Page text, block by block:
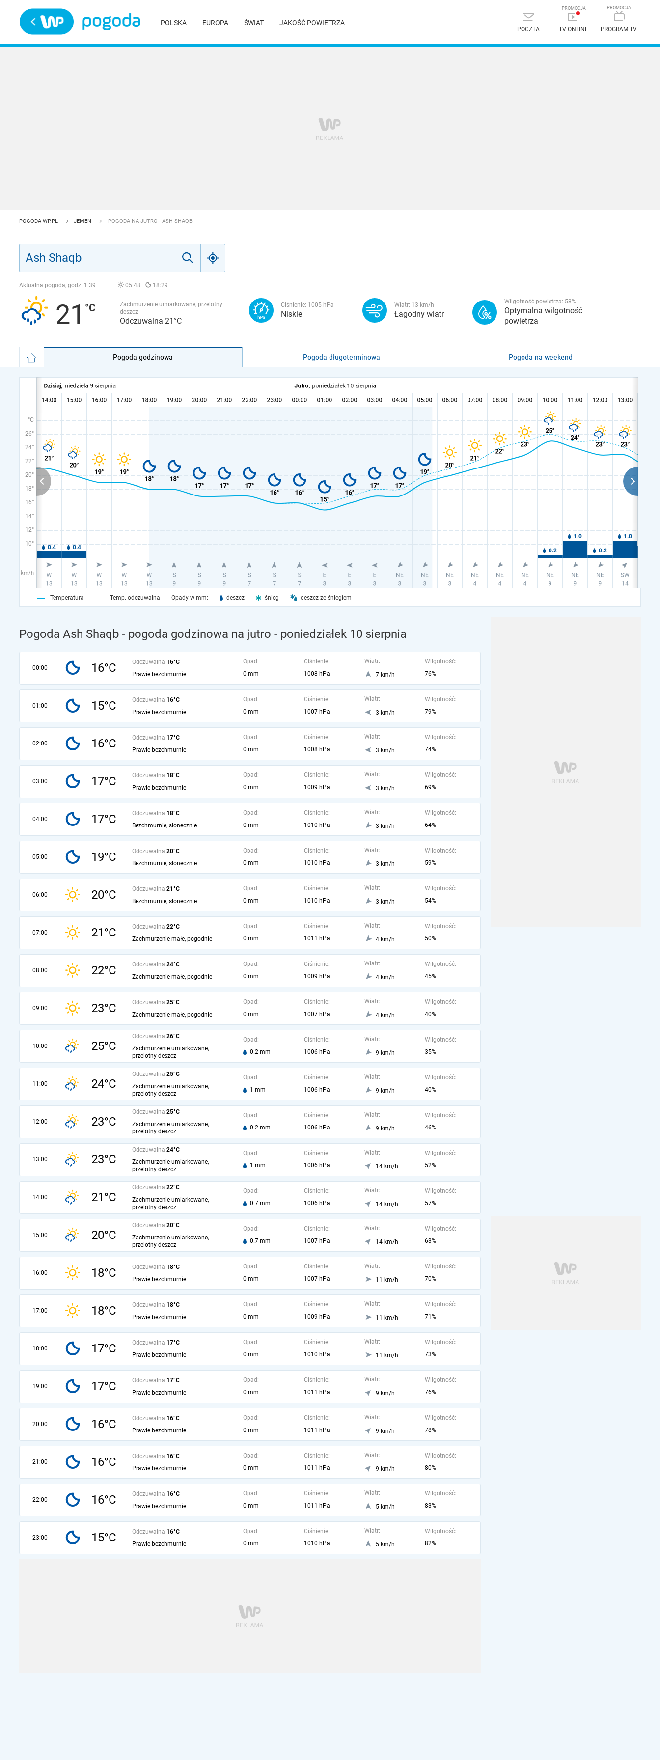
POLSKA EUROPA ŚWIAT JAKOŚĆ POWIETRZA
POCZTA TV ONLINE PROGRAM TV
POGODA WP.PL JEMEN POGODA NA JUTRO - ASH SHAQB
Aktualna pogoda, godz. 1:39 05:48 18:29
21
Zachmurzenie umiarkowane, przelotny
deszcz
Odczuwalna 21°C
Ciśnienie: 1005 hPa
Niskie
Wiatr: 13 km/h
Łagodny wiatr
Wilgotność powietrza: 58%
Optymalna wilgotność
powietrza
Pogoda godzinowa Pogoda długoterminowa Pogoda na weekend
°C
26°
24°
22°
20°
18°
16°
14°
12°
10°
km/h
Temperatura Temp. odczuwalna Opady w mm: deszcz śnieg deszcz ze śniegiem
Pogoda Ash Shaqb - pogoda godzinowa na jutro - poniedziałek 10 sierpnia
00:00 16°C Odczuwalna 16°C
Prawie bezchmurnie
Opad:
0 mm
Ciśnienie:
1008 hPa
Wiatr:
7 km/h
Wilgotność:
76%
01:00 15°C Odczuwalna 16°C
Prawie bezchmurnie
Opad:
0 mm
Ciśnienie:
1007 hPa
Wiatr:
3 km/h
Wilgotność:
79%
02:00 16°C Odczuwalna 17°C
Prawie bezchmurnie
Opad:
0 mm
Ciśnienie:
1008 hPa
Wiatr:
3 km/h
Wilgotność:
74%
03:00 17°C Odczuwalna 18°C
Prawie bezchmurnie
Opad:
0 mm
Ciśnienie:
1009 hPa
Wiatr:
3 km/h
Wilgotność:
69%
04:00 17°C Odczuwalna 18°C
Bezchmurnie, słonecznie
Opad:
0 mm
Ciśnienie:
1010 hPa
Wiatr:
3 km/h
Wilgotność:
64%
05:00 19°C Odczuwalna 20°C
Bezchmurnie, słonecznie
Opad:
0 mm
Ciśnienie:
1010 hPa
Wiatr:
3 km/h
Wilgotność:
59%
06:00 20°C Odczuwalna 21°C
Bezchmurnie, słonecznie
Opad:
0 mm
Ciśnienie:
1010 hPa
Wiatr:
3 km/h
Wilgotność:
54%
07:00 21°C Odczuwalna 22°C
Zachmurzenie małe, pogodnie
Opad:
0 mm
Ciśnienie:
1011 hPa
Wiatr:
4 km/h
Wilgotność:
50%
08:00 22°C Odczuwalna 24°C
Zachmurzenie małe, pogodnie
Opad:
0 mm
Ciśnienie:
1009 hPa
Wiatr:
4 km/h
Wilgotność:
45%
09:00 23°C Odczuwalna 25°C
Zachmurzenie małe, pogodnie
Opad:
0 mm
Ciśnienie:
1007 hPa
Wiatr:
4 km/h
Wilgotność:
40%
10:00 25°C
Odczuwalna 26°C
Zachmurzenie umiarkowane,
przelotny deszcz
Opad:
0.2 mm
Ciśnienie:
1006 hPa
Wiatr:
9 km/h
Wilgotność:
35%
11:00 24°C
Odczuwalna 25°C
Zachmurzenie umiarkowane,
przelotny deszcz
Opad:
1 mm
Ciśnienie:
1006 hPa
Wiatr:
9 km/h
Wilgotność:
40%
12:00 23°C
Odczuwalna 25°C
Zachmurzenie umiarkowane,
przelotny deszcz
Opad:
0.2 mm
Ciśnienie:
1006 hPa
Wiatr:
9 km/h
Wilgotność:
46%
13:00 23°C
Odczuwalna 24°C
Zachmurzenie umiarkowane,
przelotny deszcz
Opad:
1 mm
Ciśnienie:
1006 hPa
Wiatr:
14 km/h
Wilgotność:
52%
14:00 21°C
Odczuwalna 22°C
Zachmurzenie umiarkowane,
przelotny deszcz
Opad:
0.7 mm
Ciśnienie:
1006 hPa
Wiatr:
14 km/h
Wilgotność:
57%
15:00 20°C
Odczuwalna 20°C
Zachmurzenie umiarkowane,
przelotny deszcz
Opad:
0.7 mm
Ciśnienie:
1007 hPa
Wiatr:
14 km/h
Wilgotność:
63%
16:00 18°C Odczuwalna 18°C
Prawie bezchmurnie
Opad:
0 mm
Ciśnienie:
1007 hPa
Wiatr:
11 km/h
Wilgotność:
70%
17:00 18°C Odczuwalna 18°C
Prawie bezchmurnie
Opad:
0 mm
Ciśnienie:
1009 hPa
Wiatr:
11 km/h
Wilgotność:
71%
18:00 17°C Odczuwalna 17°C
Prawie bezchmurnie
Opad:
0 mm
Ciśnienie:
1010 hPa
Wiatr:
11 km/h
Wilgotność:
73%
19:00 17°C Odczuwalna 17°C
Prawie bezchmurnie
Opad:
0 mm
Ciśnienie:
1011 hPa
Wiatr:
9 km/h
Wilgotność:
76%
20:00 16°C Odczuwalna 16°C
Prawie bezchmurnie
Opad:
0 mm
Ciśnienie:
1011 hPa
Wiatr:
9 km/h
Wilgotność:
78%
21:00 16°C Odczuwalna 16°C
Prawie bezchmurnie
Opad:
0 mm
Ciśnienie:
1011 hPa
Wiatr:
9 km/h
Wilgotność:
80%
22:00 16°C Odczuwalna 16°C
Prawie bezchmurnie
Opad:
0 mm
Ciśnienie:
1011 hPa
Wiatr:
5 km/h
Wilgotność:
83%
23:00 15°C Odczuwalna 16°C
Prawie bezchmurnie
Opad:
0 mm
Ciśnienie:
1010 hPa
Wiatr:
5 km/h
Wilgotność:
82%